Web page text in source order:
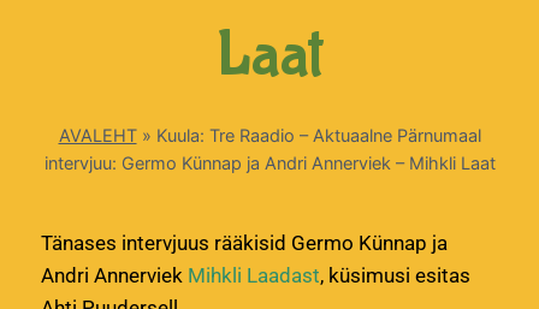
Laat
AVALEHT» Kuula: Tre Raadio – Aktuaalne Pärnumaal
intervjuu: Germo Künnap ja Andri Annerviek – Mihkli Laat
Tänases intervjuus rääkisid Germo Künnap ja
Andri Annerviek Mihkli Laadast, küsimusi esitas